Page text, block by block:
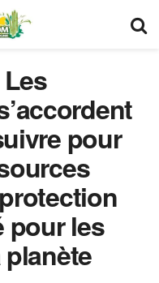
pour
pour les